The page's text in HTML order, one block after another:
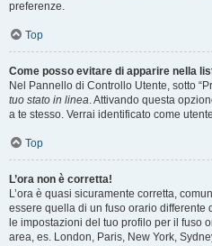
preferenze.
Top
Come posso evitare di apparire nella
Nel Pannello di Controllo Utente, sotto
tuo stato in linea. Attivando questa
a te stesso. Verrai identificato come
Top
L’ora non è corretta!
L’ora è quasi sicuramente corretta,
essere quella di un fuso orario differente
le impostazioni del tuo profilo per il fuso
area, es. London, Paris, New York,